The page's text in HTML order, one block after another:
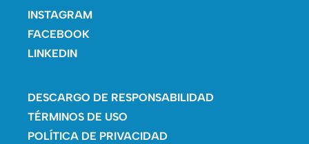
INSTAGRAM
FACEBOOK
LINKEDIN
DESCARGO DE RESPONSABILIDAD
TÉRMINOS DE USO
POLÍTICA DE PRIVACIDAD